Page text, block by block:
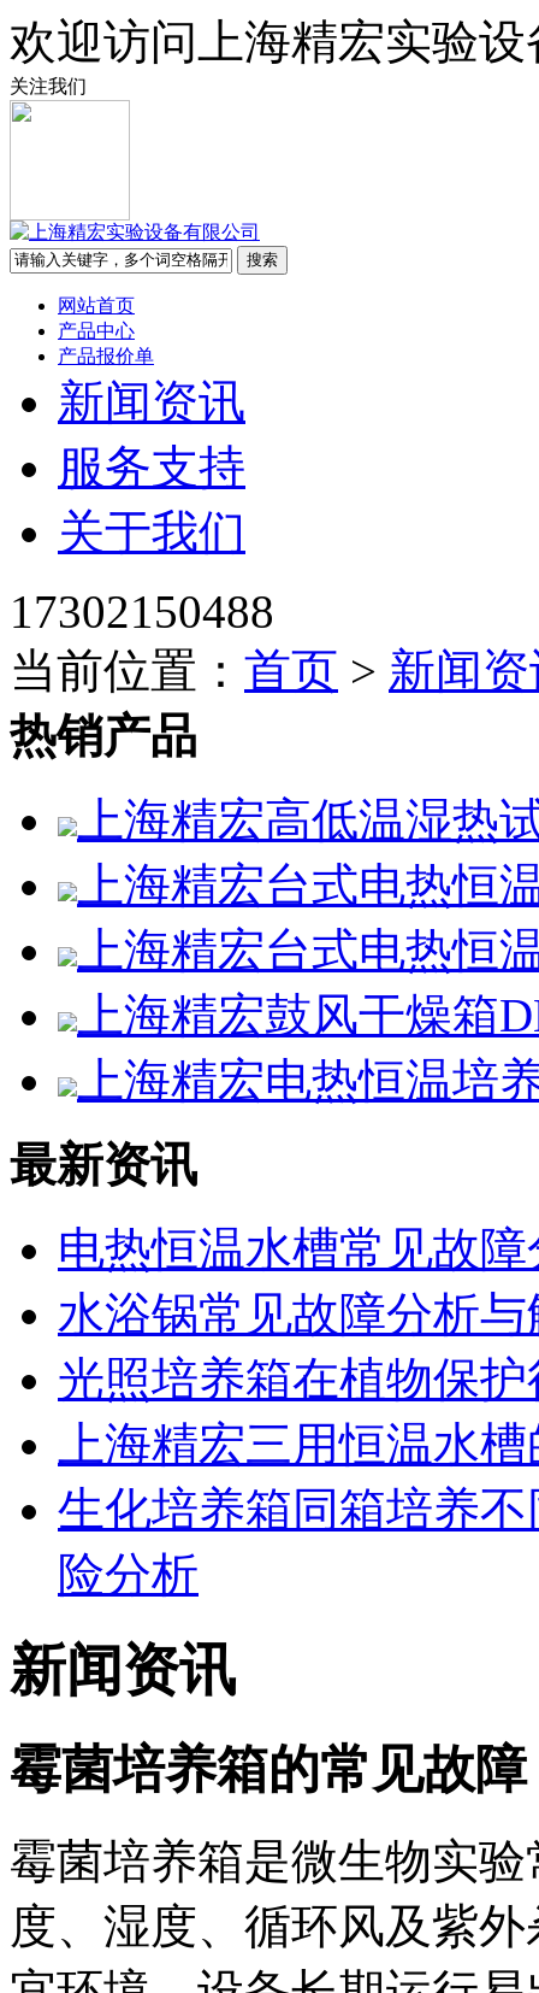
欢迎访问上海精宏实验
关注我们
网站首页
产品中心
产品报价单
新闻资讯
服务支持
关于我们
17302150488
当前位置： 首页 > 新闻
热销产品
上海精宏高低温湿热
上海精宏台式电热恒
上海精宏台式电热恒
上海精宏鼓风干燥箱
上海精宏电热恒温培
最新资讯
电热恒温水槽常见故
水浴锅常见故障分析
光照培养箱在植物保
上海精宏三用恒温水
生化培养箱同箱培养
险分析
新闻资讯
霉菌培养箱的常见故障
霉菌培养箱是微生物实
度、湿度、循环风及紫